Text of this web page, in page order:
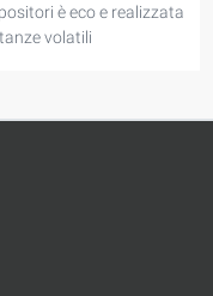
è eco e realizzata
volatili